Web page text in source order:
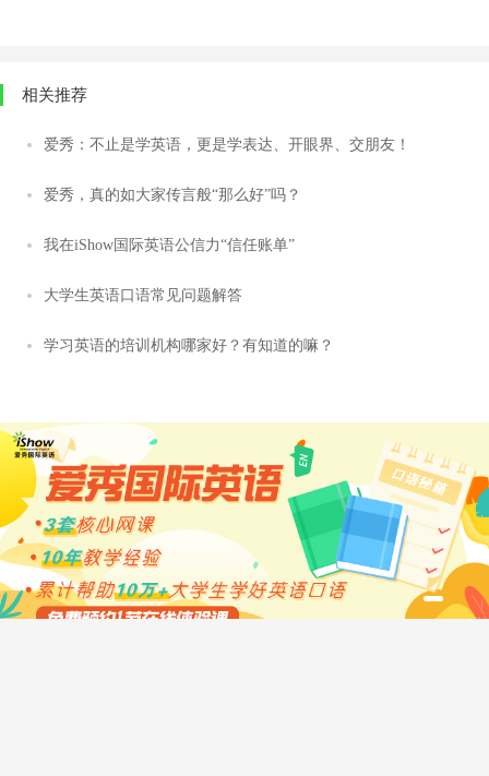
相关推荐
爱秀：不止是学英语，更是学表达、开眼界、交朋友！
爱秀，真的如大家传言般“那么好”吗？
我在iShow国际英语公信力“信任账单”
大学生英语口语常见问题解答
学习英语的培训机构哪家好？有知道的嘛？